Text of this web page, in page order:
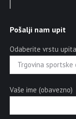
Pošalji nam upit
Odaberite vrstu
Vaše ime (obavezno)